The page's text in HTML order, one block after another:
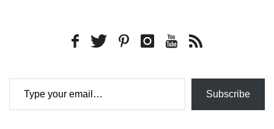
Type your email…
Subscribe